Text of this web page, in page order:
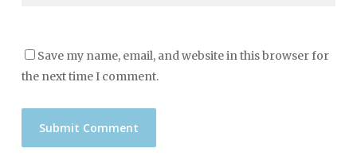
Save my name, email, and website in this browser for
the next time I comment.